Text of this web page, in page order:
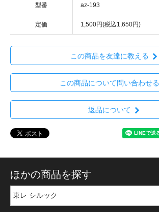
型番 az-193
定価 1,500円(税込1,650円)
この商品を友達に教える
この商品について問い合わせる
返品について
ほかの商品を探す